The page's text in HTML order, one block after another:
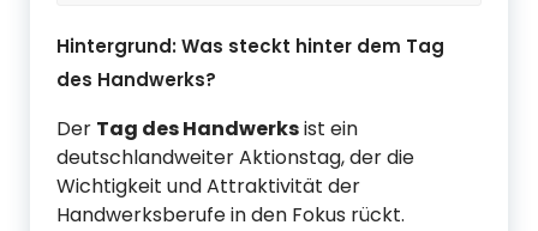
Hintergrund: Was steckt hinter dem Tag
des Handwerks?
Der Tag des Handwerksist ein
deutschlandweiter Aktionstag, der die
Wichtigkeit und Attraktivität der
Handwerksberufe in den Fokus rückt.